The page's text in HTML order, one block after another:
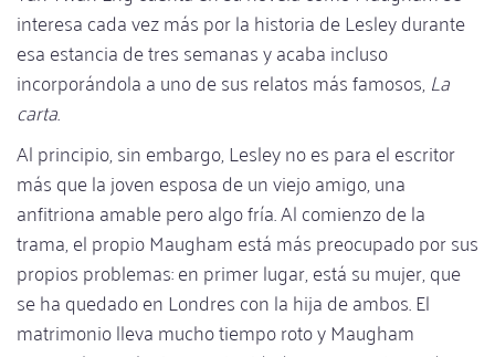
interesa cada vez más por la historia de Lesley durante
esa estancia de tres semanas y acaba incluso
incorporándola a uno de sus relatos más famosos,La
carta.
Al principio, sin embargo, Lesley no es para el escritor
más que la joven esposa de un viejo amigo, una
anfitriona amable pero algo fría. Al comienzo de la
trama, el propio Maugham está más preocupado por sus
propios problemas: en primer lugar, está su mujer, que
se ha quedado en Londres con la hija de ambos. El
matrimonio lleva mucho tiempo roto y Maugham